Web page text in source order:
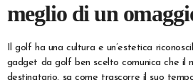
meglio di un
Il golf ha una cultura e un’estetica
gadget da golf ben scelto comunica che il
destinatario, sa come trascorre il suo